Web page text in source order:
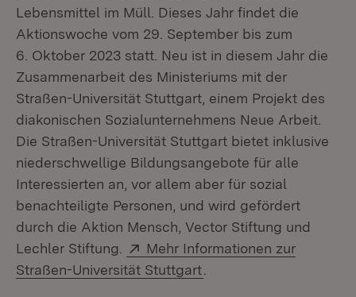
Lebensmittel im Müll. Dieses Jahr findet die
Aktionswoche vom 29. September bis zum
6. Oktober 2023 statt. Neu ist in diesem Jahr die
Zusammenarbeit des Ministeriums mit der
Straßen-Universität Stuttgart, einem Projekt des
diakonischen Sozialunternehmens Neue Arbeit.
Die Straßen-Universität Stuttgart bietet inklusive
niederschwellige Bildungsangebote für alle
Interessierten an, vor allem aber für sozial
benachteiligte Personen, und wird gefördert
durch die Aktion Mensch, Vector Stiftung und
Lechler Stiftung.
Extern:
Mehr Informationen zur
Straßen-Universität Stuttgart